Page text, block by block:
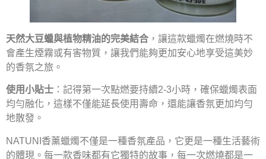
天然大豆蠟與植物精油的完美結合 ，讓這款蠟燭在燃燒時不
會產生煙霧或有害物質，讓我們能夠更加安心地享受這美妙
的香氛之旅。
使用小貼士 ：記得第一次點燃要持續2-3小時，確保蠟燭表面
均勻融化，這樣不僅能延長使用壽命，還能讓香氛更加均勻
地散發。
NATUNI香薰蠟燭不僅是一種香氛產品，它更是一種生活藝術
的體現。每一款香味都有它獨特的故事，每一次燃燒都是一